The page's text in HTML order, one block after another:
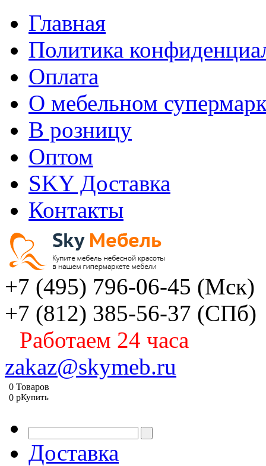
Главная
Политика
Оплата
О мебельном
В розницу
Оптом
SKY Доставка
Контакты
+7 (495) 796-06-45 (Мск)
+7 (812) 385-56-37 (СПб)
Работаем 24 часа
zakaz@skymeb.ru
0 Товаров
0 pКупить
Доставка